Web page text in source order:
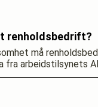
renholdsbedrift?
må
fra arbeidstilsynets